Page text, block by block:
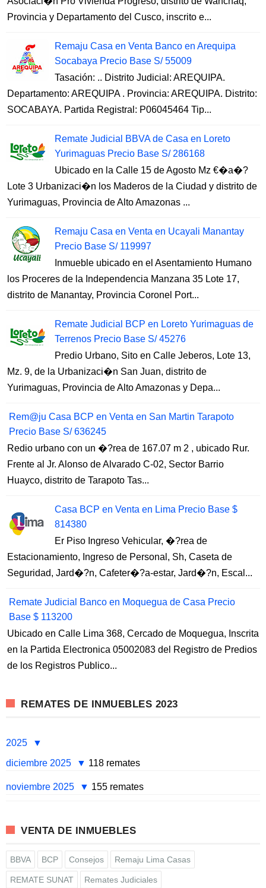
Provincia y Departamento del Cusco, inscrito e...
Remaju Casa en Venta Banco en Arequipa
Socabaya Precio Base S/ 55009
Tasación: .. Distrito Judicial: AREQUIPA.
Departamento: AREQUIPA . Provincia: AREQUIPA. Distrito:
SOCABAYA. Partida Registral: P06045464 Tip...
Remate Judicial BBVA de Casa en Loreto
Yurimaguas Precio Base S/ 286168
Ubicado en la Calle 15 de Agosto Mz €�a�?
Lote 3 Urbanizaci�n los Maderos de la Ciudad y distrito de
Yurimaguas, Provincia de Alto Amazonas ...
Remaju Casa en Venta en Ucayali Manantay
Precio Base S/ 119997
Inmueble ubicado en el Asentamiento Humano
los Proceres de la Independencia Manzana 35 Lote 17,
distrito de Manantay, Provincia Coronel Port...
Remate Judicial BCP en Loreto Yurimaguas de
Terrenos Precio Base S/ 45276
Predio Urbano, Sito en Calle Jeberos, Lote 13,
Mz. 9, de la Urbanizaci�n San Juan, distrito de
Yurimaguas, Provincia de Alto Amazonas y Depa...
Rem@ju Casa BCP en Venta en San Martin Tarapoto
Precio Base S/ 636245
Redio urbano con un �?rea de 167.07 m 2 , ubicado Rur.
Frente al Jr. Alonso de Alvarado C-02, Sector Barrio
Huayco, distrito de Tarapoto Tas...
Casa BCP en Venta en Lima Precio Base $
814380
Er Piso Ingreso Vehicular, �?rea de
Estacionamiento, Ingreso de Personal, Sh, Caseta de
Seguridad, Jard�?n, Cafeter�?a-estar, Jard�?n, Escal...
Remate Judicial Banco en Moquegua de Casa Precio
Base $ 113200
Ubicado en Calle Lima 368, Cercado de Moquegua, Inscrita
en la Partida Electronica 05002083 del Registro de Predios
de los Registros Publico...
REMATES DE INMUEBLES 2023
2025
diciembre 2025
118 remates
noviembre 2025 155 remates
VENTA DE INMUEBLES
BBVA BCP Consejos Remaju Lima Casas
REMATE SUNAT Remates Judiciales